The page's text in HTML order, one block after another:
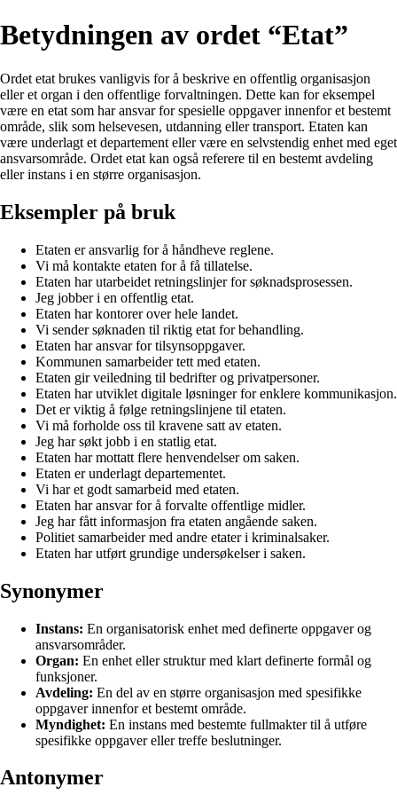
Betydningen av ordet “Etat”
Ordet etat brukes vanligvis for å beskrive en offentlig organisasjon
eller et organ i den offentlige forvaltningen. Dette kan for eksempel
være en etat som har ansvar for spesielle oppgaver innenfor et bestemt
område, slik som helsevesen, utdanning eller transport. Etaten kan
være underlagt et departement eller være en selvstendig enhet med eget
ansvarsområde. Ordet etat kan også referere til en bestemt avdeling
eller instans i en større organisasjon.
Eksempler på bruk
Etaten er ansvarlig for å håndheve reglene.
Vi må kontakte etaten for å få tillatelse.
Etaten har utarbeidet retningslinjer for søknadsprosessen.
Jeg jobber i en offentlig etat.
Etaten har kontorer over hele landet.
Vi sender søknaden til riktig etat for behandling.
Etaten har ansvar for tilsynsoppgaver.
Kommunen samarbeider tett med etaten.
Etaten gir veiledning til bedrifter og privatpersoner.
Etaten har utviklet digitale løsninger for enklere kommunikasjon.
Det er viktig å følge retningslinjene til etaten.
Vi må forholde oss til kravene satt av etaten.
Jeg har søkt jobb i en statlig etat.
Etaten har mottatt flere henvendelser om saken.
Etaten er underlagt departementet.
Vi har et godt samarbeid med etaten.
Etaten har ansvar for å forvalte offentlige midler.
Jeg har fått informasjon fra etaten angående saken.
Politiet samarbeider med andre etater i kriminalsaker.
Etaten har utført grundige undersøkelser i saken.
Synonymer
Instans: En organisatorisk enhet med definerte oppgaver og
ansvarsområder.
Organ: En enhet eller struktur med klart definerte formål og
funksjoner.
Avdeling: En del av en større organisasjon med spesifikke
oppgaver innenfor et bestemt område.
Myndighet: En instans med bestemte fullmakter til å utføre
spesifikke oppgaver eller treffe beslutninger.
Antonymer